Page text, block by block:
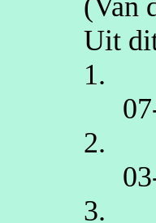
Uit
1.
2.
3.